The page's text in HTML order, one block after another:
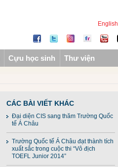
English
Cựu học sinh Thư viện
CÁC BÀI VIẾT KHÁC
Đại diện CIS sang thăm Trường Quốc
tế Á Châu
Trường Quốc tế Á Châu đạt thành tích
xuất sắc trong cuộc thi “Vô địch
TOEFL Junior 2014”